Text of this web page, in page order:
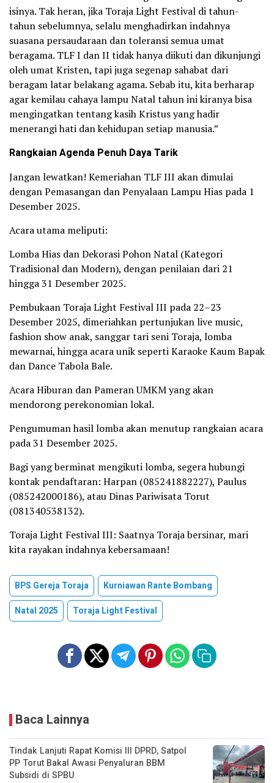
isinya. Tak heran, jika Toraja Light Festival di tahun-
tahun sebelumnya, selalu menghadirkan indahnya
suasana persaudaraan dan toleransi semua umat
beragama. TLF I dan II tidak hanya diikuti dan dikunjungi
oleh umat Kristen, tapi juga segenap sahabat dari
beragam latar belakang agama. Sebab itu, kita berharap
agar kemilau cahaya lampu Natal tahun ini kiranya bisa
mengingatkan tentang kasih Kristus yang hadir
menerangi hati dan kehidupan setiap manusia.”
Rangkaian Agenda Penuh Daya Tarik
Jangan lewatkan! Kemeriahan TLF III akan dimulai
dengan Pemasangan dan Penyalaan Lampu Hias pada 1
Desember 2025.
Acara utama meliputi:
Lomba Hias dan Dekorasi Pohon Natal (Kategori
Tradisional dan Modern), dengan penilaian dari 21
hingga 31 Desember 2025.
Pembukaan Toraja Light Festival III pada 22–23
Desember 2025, dimeriahkan pertunjukan live music,
fashion show anak, sanggar tari seni Toraja, lomba
mewarnai, hingga acara unik seperti Karaoke Kaum Bapak
dan Dance Tabola Bale.
Acara Hiburan dan Pameran UMKM yang akan
mendorong perekonomian lokal.
Pengumuman hasil lomba akan menutup rangkaian acara
pada 31 Desember 2025.
Bagi yang berminat mengikuti lomba, segera hubungi
kontak pendaftaran: Harpan (085241882227), Paulus
(085242000186), atau Dinas Pariwisata Torut
(081340538132).
Toraja Light Festival III: Saatnya Toraja bersinar, mari
kita rayakan indahnya kebersamaan!
BPS Gereja Toraja
Kurniawan Rante Bombang
Natal 2025
Toraja Light Festival
Baca Lainnya
Tindak Lanjuti Rapat Komisi III DPRD, Satpol
PP Torut Bakal Awasi Penyaluran BBM
Subsidi di SPBU